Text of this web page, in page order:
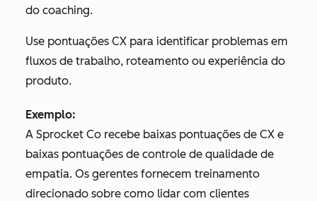
do coaching.
Use pontuações CX para identificar problemas em
fluxos de trabalho, roteamento ou experiência do
produto.
Exemplo:
A Sprocket Co recebe baixas pontuações de CX e
baixas pontuações de controle de qualidade de
empatia. Os gerentes fornecem treinamento
direcionado sobre como lidar com clientes